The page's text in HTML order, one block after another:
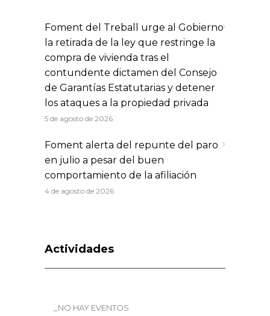
Foment del Treball urge al Gobierno
la retirada de la ley que restringe la
compra de vivienda tras el
contundente dictamen del Consejo
de Garantías Estatutarias y detener
los ataques a la propiedad privada
5 de agosto de 2026
Foment alerta del repunte del paro
en julio a pesar del buen
comportamiento de la afiliación
4 de agosto de 2026
Actividades
_NO HAY EVENTOS